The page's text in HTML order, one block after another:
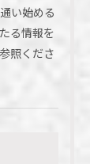
い始める
る情報を
照くださ